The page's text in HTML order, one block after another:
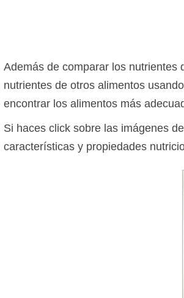
Además de comparar los nutrientes
nutrientes de otros alimentos usando
encontrar los alimentos más
Si haces click sobre las imágenes
características y propiedades